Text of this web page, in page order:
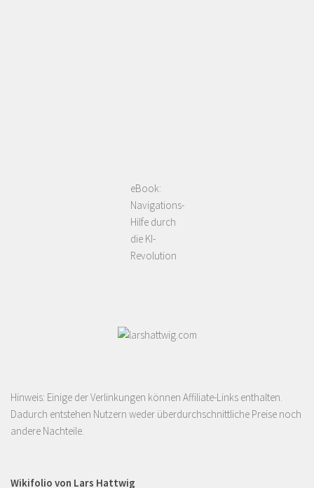
eBook:
Navigations-
Hilfe durch
die KI-
Revolution
Hinweis: Einige der Verlinkungen können Affiliate-Links enthalten.
Dadurch entstehen Nutzern weder überdurchschnittliche Preise noch
andere Nachteile.
Wikifolio von Lars Hattwig